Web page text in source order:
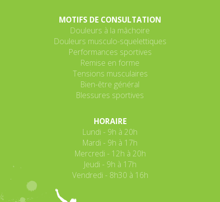
MOTIFS DE CONSULTATION
Douleurs à la mâchoire
Douleurs musculo-squelettiques
Performances sportives
Remise en forme
Tensions musculaires
Bien-être général
Blessures sportives
HORAIRE
Lundi - 9h à 20h
Mardi - 9h à 17h
Mercredi - 12h à 20h
Jeudi - 9h à 17h
Vendredi - 8h30 à 16h